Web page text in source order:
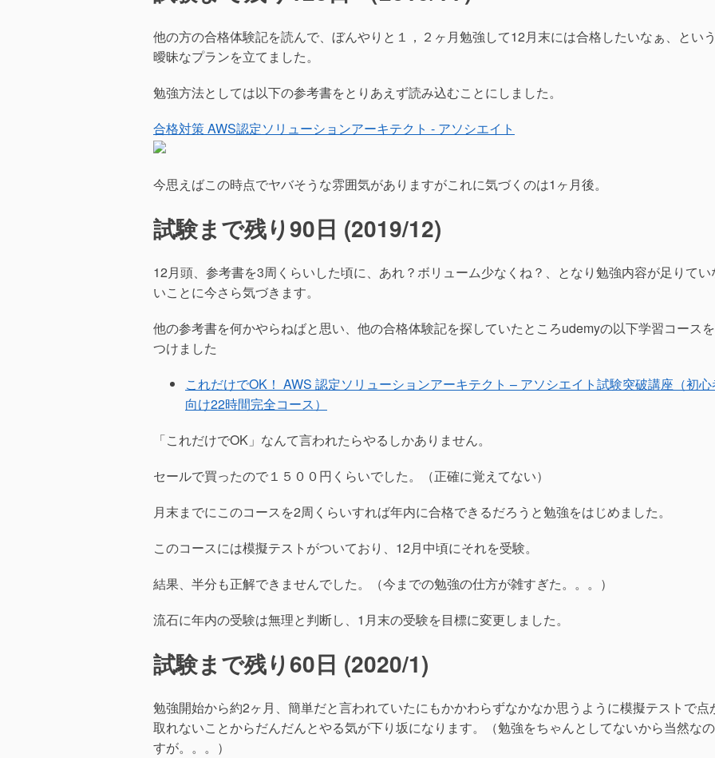
他の方の合格体験記を読んで、ぼんやりと１，２ヶ月勉強して12月末には合格したいなぁ、という
曖昧なプランを立てました。
勉強方法としては以下の参考書をとりあえず読み込むことにしました。
合格対策 AWS認定ソリューションアーキテクト - アソシエイト
今思えばこの時点でヤバそうな雰囲気がありますがこれに気づくのは1ヶ月後。
試験まで残り90日 (2019/12)
12月頭、参考書を3周くらいした頃に、あれ？ボリューム少なくね？、となり勉強内容が足りてい
いことに今さら気づきます。
他の参考書を何かやらねばと思い、他の合格体験記を探していたところudemyの以下学習コース
つけました
これだけでOK！ AWS 認定ソリューションアーキテクト – アソシエイト試験突破講座（初
向け22時間完全コース）
「これだけでOK」なんて言われたらやるしかありません。
セールで買ったので１５００円くらいでした。（正確に覚えてない）
月末までにこのコースを2周くらいすれば年内に合格できるだろうと勉強をはじめました。
このコースには模擬テストがついており、12月中頃にそれを受験。
結果、半分も正解できませんでした。（今までの勉強の仕方が雑すぎた。。。）
流石に年内の受験は無理と判断し、1月末の受験を目標に変更しました。
試験まで残り60日 (2020/1)
勉強開始から約2ヶ月、簡単だと言われていたにもかかわらずなかなか思うように模擬テストで点
取れないことからだんだんとやる気が下り坂になります。（勉強をちゃんとしてないから当然な
すが。。。）